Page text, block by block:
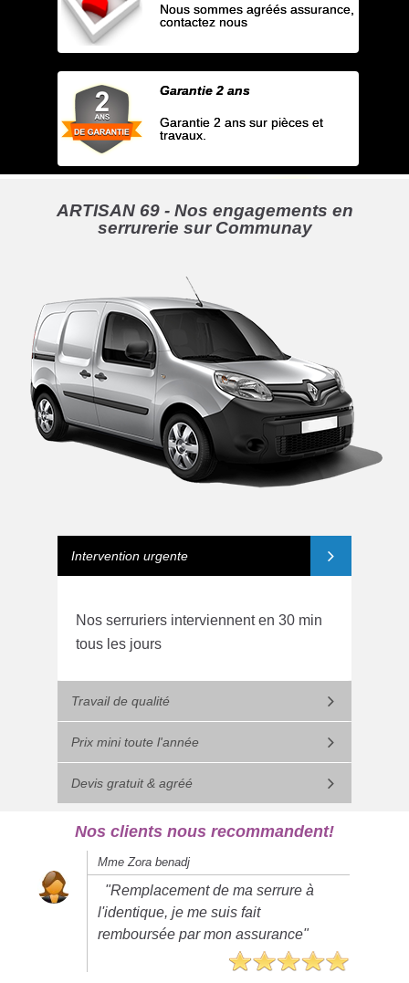
Nous sommes agréés assurance,
contactez nous
Garantie 2 ans
Garantie 2 ans sur pièces et
travaux.
ARTISAN 69 - Nos engagements en
serrurerie sur Communay
Intervention urgente
Nos serruriers interviennent en 30 min
tous les jours
Travail de qualité
Prix mini toute l'année
Devis gratuit & agréé
Nos clients nous recommandent!
Mme Zora benadj
"Remplacement de ma serrure à
l'identique, je me suis fait
remboursée par mon assurance"